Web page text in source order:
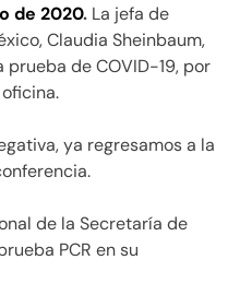
de 2020. La jefa de
Claudia Sheinbaum,
de COVID-19, por
ya regresamos a la
de la Secretaría de
PCR en su